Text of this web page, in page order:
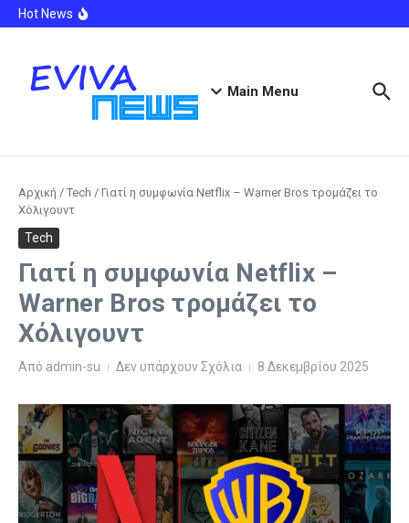
Μετάβαση στο περιεχόμενο
Hot News
Μήνυμα του 112 για τους κατοίκους της Κρήνης
Ο ατζέντης του Ρόδρι επιβεβαίωσε την επιλογή της
Μπαρτσελόνα αντί της ΡεάλMain Menu
Αρχική / Tech / Γιατί η συμφωνία Netflix – Warner Bros τρομάζει το
Χόλιγουντ
Tech
Γιατί η συμφωνία Netflix –
Warner Bros τρομάζει το
Χόλιγουντ
Από admin-su Δεν υπάρχουν Σχόλια 8 Δεκεμβρίου 2025